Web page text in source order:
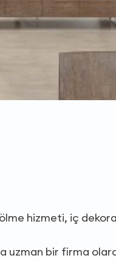
hizmeti, iç
bir firma